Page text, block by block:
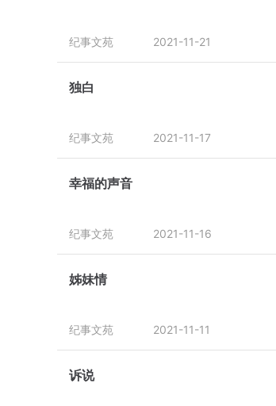
纪事文苑 2021-11-21
独白
纪事文苑 2021-11-17
幸福的声音
纪事文苑 2021-11-16
姊妹情
纪事文苑 2021-11-11
诉说